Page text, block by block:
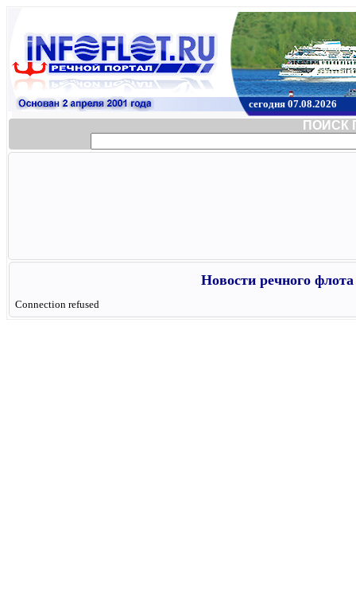
сегодня 07.08.2026
ПОИСК
Новости речного
Connection refused